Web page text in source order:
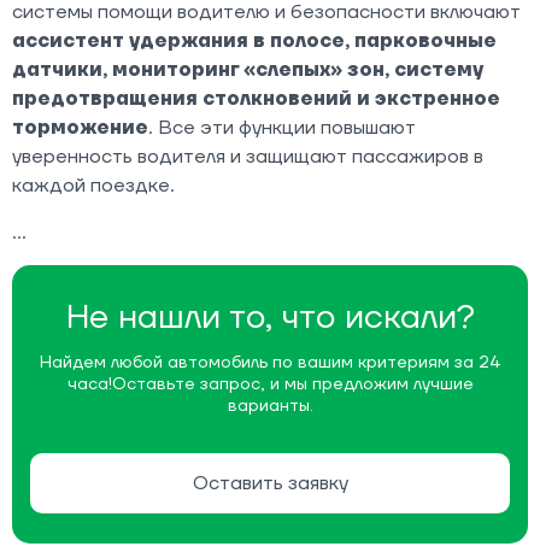
Не нашли то, что искали?
Найдем любой автомобиль по вашим критериям за 24
часа!Оставьте запрос, и мы предложим лучшие
варианты.
Оставить заявку
системы помощи водителю и безопасности включают
ассистент удержания в полосе, парковочные
датчики, мониторинг «слепых» зон, систему
предотвращения столкновений и экстренное
торможение. Все эти функции повышают
уверенность водителя и защищают пассажиров в
каждой поездке.